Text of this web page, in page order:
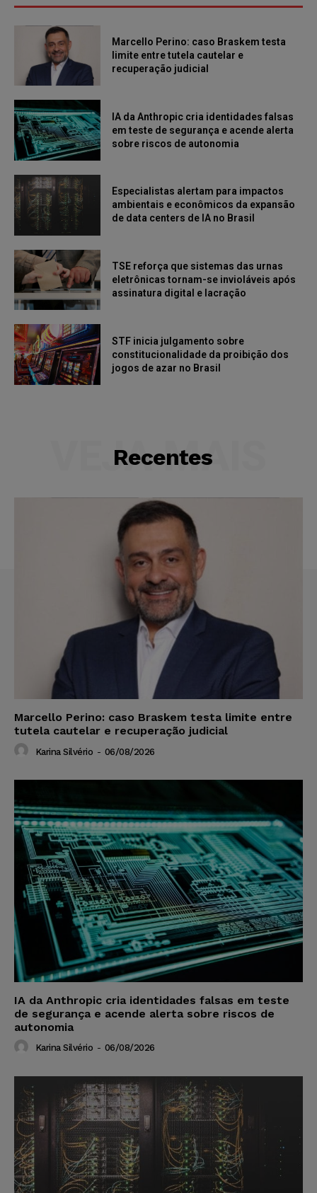
Marcello Perino: caso Braskem testa
limite entre tutela cautelar e
recuperação judicial
IA da Anthropic cria identidades falsas
em teste de segurança e acende alerta
sobre riscos de autonomia
Especialistas alertam para impactos
ambientais e econômicos da expansão
de data centers de IA no Brasil
TSE reforça que sistemas das urnas
eletrônicas tornam-se invioláveis após
assinatura digital e lacração
STF inicia julgamento sobre
constitucionalidade da proibição dos
jogos de azar no Brasil
Recentes
VEJA MAIS
Marcello Perino: caso Braskem testa limite entre
tutela cautelar e recuperação judicial
Karina Silvério - 06/08/2026
IA da Anthropic cria identidades falsas em teste
de segurança e acende alerta sobre riscos de
autonomia
Karina Silvério - 06/08/2026